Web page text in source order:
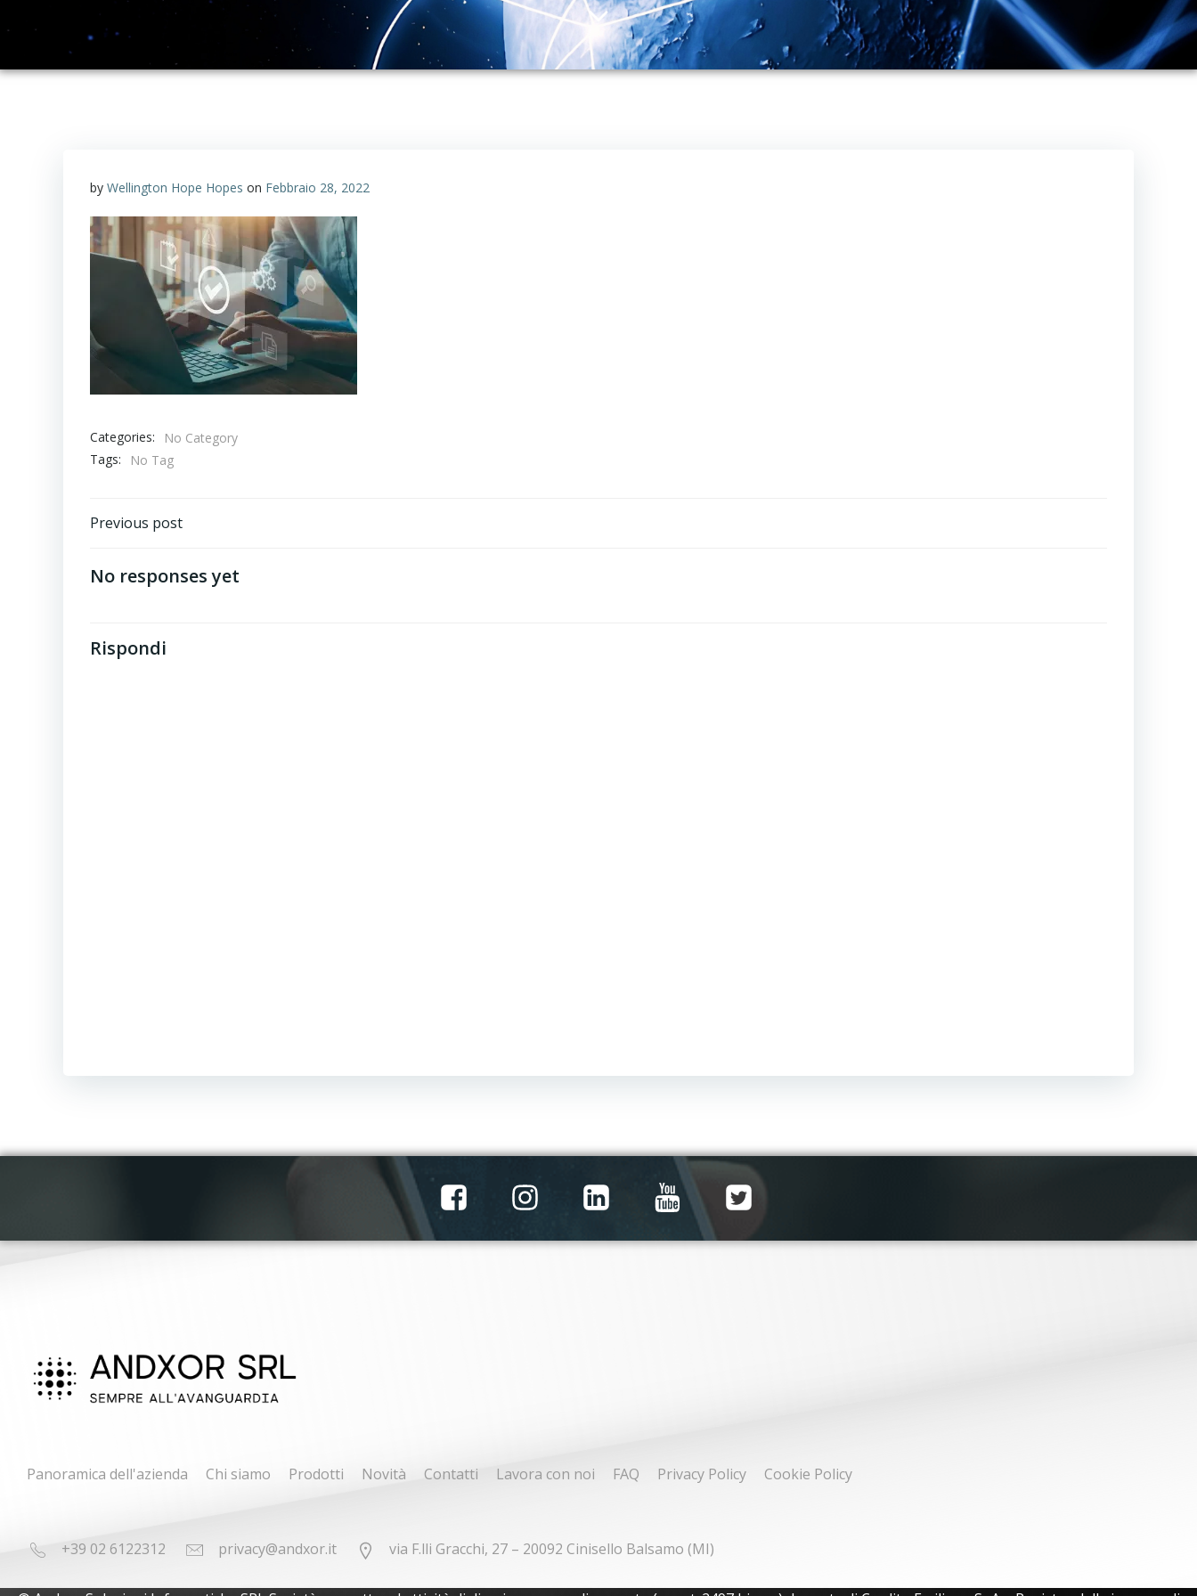
by Wellington Hope Hopes on Febbraio 28, 2022
Categories:
No Category
Tags:
No Tag
Post
navigation
Previous post
No responses yet
Rispondi
Panoramica dell'azienda Chi siamo Prodotti Novità Contatti Lavora con noi FAQ Privacy Policy Cookie Policy
+39 02 6122312 privacy@andxor.it via F.lli Gracchi, 27 – 20092 Cinisello Balsamo (MI)